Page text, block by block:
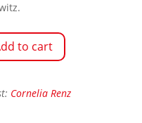
to cart
Cornelia Renz